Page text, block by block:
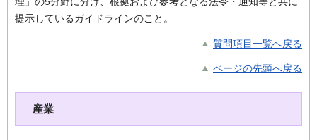
提示しているガイドラインのこと。
質問項目一覧へ戻る
ページの先頭へ戻る
産業